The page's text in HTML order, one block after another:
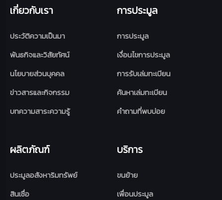
เกี่ยวกับเรา
ประวัติความเป็นมา
พันธกิจและวิสัยทัศน์
นโยบายส่วนบุคคล
ข่าวสารและกิจกรรม
บทความสาระความรู้
การประมูล
การประมูล
เงื่อนไขการประมูล
การรับเล่มทะเบียน
ค้นหาเล่มทะเบียน
คำถามที่พบบ่อย
ผลิตภัณฑ์
ประมูลอสังหาริมทรัพย์
สินเชื่อ
บริการ
ขนย้าย
เพื่อนประมูล